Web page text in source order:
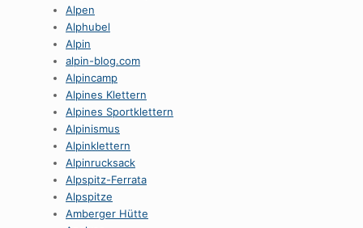
Alpen
Alphubel
Alpin
alpin-blog.com
Alpincamp
Alpines Klettern
Alpines Sportklettern
Alpinismus
Alpinklettern
Alpinrucksack
Alpspitz-Ferrata
Alpspitze
Amberger Hütte